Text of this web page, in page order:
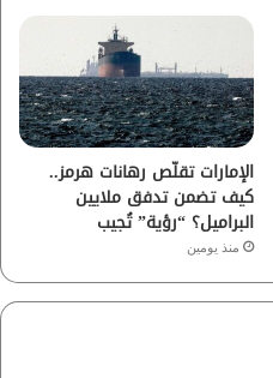
الإمارات تقلّص رهانات هرمز..
كيف تضمن تدفق ملايين
البراميل؟ “رؤية” تُجيب
منذ يومين